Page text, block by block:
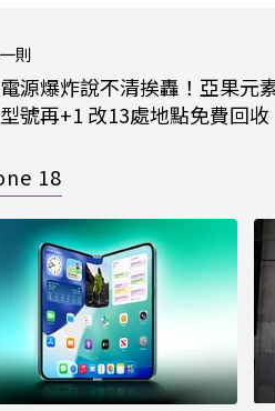
則
源爆炸說不清挨轟！亞果元
號再+1 改13處地點免費回收
18